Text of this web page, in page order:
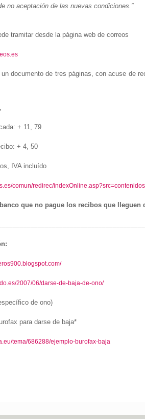
no aceptación de las nuevas condiciones.”
tramitar desde la página web de correos
documento de tres páginas, con acuse de
+ 11, 79
+ 4, 50
IVA incluído
comun/redirec/
que no pague los recibos que lleguen
2007/06/darse-de-baja-de-ono/
de ono)
para darse de baja*
tema/686288/ejemplo-burofax-baja